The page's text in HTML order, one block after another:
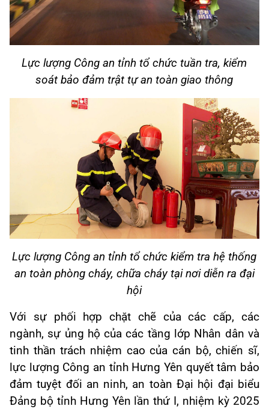
Lực lượng Công an tỉnh tổ chức tuần tra, kiểm
soát bảo đảm trật tự an toàn giao thông
Lực lượng Công an tỉnh tổ chức kiểm tra hệ thống
an toàn phòng cháy, chữa cháy tại nơi diễn ra đại
hội
Với sự phối hợp chặt chẽ của các cấp, các
ngành, sự ủng hộ của các tầng lớp Nhân dân và
tinh thần trách nhiệm cao của cán bộ, chiến sĩ,
lực lượng Công an tỉnh Hưng Yên quyết tâm bảo
đảm tuyệt đối an ninh, an toàn Đại hội đại biểu
Đảng bộ tỉnh Hưng Yên lần thứ I, nhiệm kỳ 2025